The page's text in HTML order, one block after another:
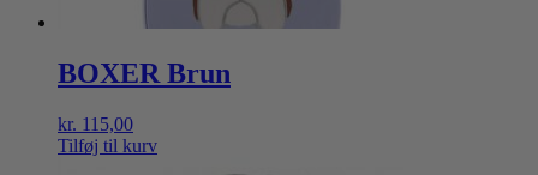
BOXER Brun
kr. 115,00
Tilføj til kurv